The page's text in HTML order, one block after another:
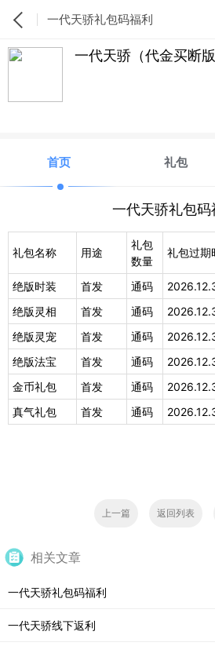
一代天骄礼包码福利
一代天骄（代金买断
首页 礼包
一代天骄礼包码
礼包名称 用途
礼包
数量
礼包过期
绝版时装 首发 通码
绝版灵相
首发 通码
绝版灵宠
首发 通码
绝版法宝
首发 通码
金币礼包
首发 通码
真气礼包
首发 通码
上一篇 返回列表
相关文章
一代天骄礼包码福利
一代天骄线下返利